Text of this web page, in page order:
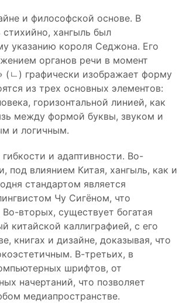
и философской основе. В
хангыль был
указанию короля Седжона. Его
органов речи в момент
(ㄴ) графически изображает форму
из трех основных элементов:
горизонтальной линией, как
между формой буквы, звуком и
и логичным.
и адаптивности. Во-
под влиянием Китая, хангыль, как и
стандартом является
Чу Сигёном, что
вторых, существует богатая
китайской каллиграфией, с его
книгах и дизайне, доказывая, что
В-третьих, в
шрифтов, от
начертаний, что позволяет
медиапространстве.